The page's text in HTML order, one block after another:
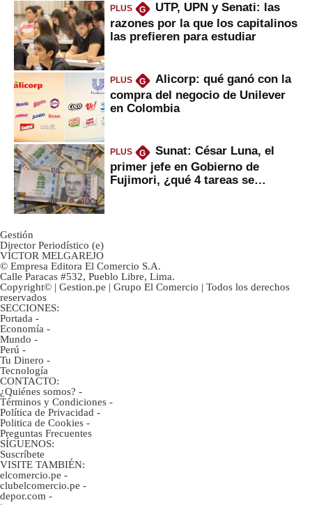
PLUS G
UTP, UPN y Senati: las
razones por la que los capitalinos
las prefieren para estudiar
PLUS G
Alicorp: qué ganó con la
compra del negocio de Unilever
en Colombia
PLUS G
Sunat: César Luna, el
primer jefe en Gobierno de
Fujimori, ¿qué 4 tareas se
Gestión
Director Periodístico (e)
VÍCTOR MELGAREJO
© Empresa Editora El Comercio S.A.
Calle Paracas #532, Pueblo Libre, Lima.
Copyright© | Gestion.pe | Grupo El Comercio | Todos los derechos
reservados
SECCIONES:
Portada -
Economía -
Mundo -
Perú -
Tu Dinero -
Tecnología
CONTACTO:
¿Quiénes somos? -
Términos y Condiciones -
Política de Privacidad -
Politica de Cookies -
Preguntas Frecuentes
SÍGUENOS:
Suscríbete
VISITE TAMBIÉN:
elcomercio.pe -
clubelcomercio.pe -
depor.com -